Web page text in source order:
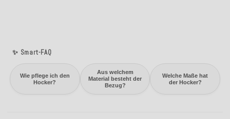
✨ Smart-FAQ
Wie pflege ich den
Hocker?
Aus welchem
Material besteht der
Bezug?
Welche Maße hat
der Hocker?